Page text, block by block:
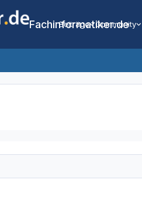
Fachinformatiker.de
Beiträge Community